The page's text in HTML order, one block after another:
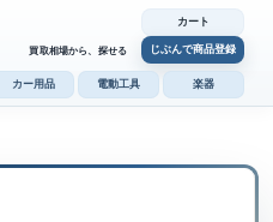
買取相場から、探せる
カート
じぶんで商品登録
カー用品 電動工具 楽器